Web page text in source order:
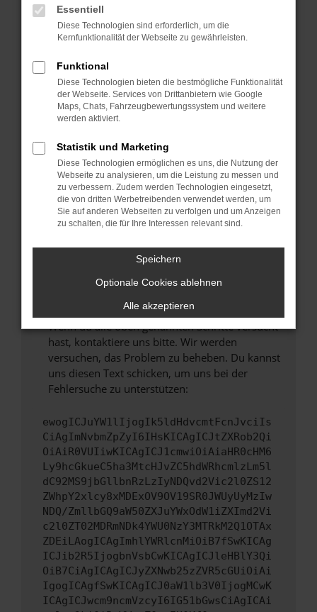
Laden andere Webseiten, zum Beispiel deine
Suchmaschine?
Prüfe deine Browsererweiterungen.
Manche Erweiterungen, wie Werbeblocker,
können das Laden bestimmter Seiten
verhindern. Funktioniert die Seite in einem
anderen Browser oder in einem privaten
Fenster?
Starte dein Gerät neu.
Das kann manchmal helfen, vorübergehende
Probleme zu beheben.
Stelle sicher, dass dein Browser und dein
Betriebssystem auf dem neuesten Stand
sind.
Sicherheitsrisiko, sondern kann auch dazu
unterstützt werden.
Wende dich an den Webseitenbetreiber.
Wenn du alle oben genannten Schritte versucht
hast, kontaktiere uns bitte. Wir werden
versuchen, das Problem zu beheben. Du kannst
uns diesen Text schicken, um uns bei der
Fehlersuche zu unterstützen:
ewogICJuYW1lIjogIk5ldHdvcmtFcnJvciIs
CiAgImNvbmZpZyI6IHsKICAgICJtZXRob2Qi
OiAiR0VUIiwKICAgICJ1cmwiOiAiaHR0cHM6
Ly9hcGkueC5ha3MtcHJvZC5hdWRhcmlzLm5l
dC92MS9jbGllbnRzLzIyNDQvd2Vic2l0ZS12
ZWhpY2xlcy8xMDExOV9OV19SR0JWUyUyMzIw
NDQ/ZmllbGQ9aW50ZXJuYWxOdW1iZXImd2Vi
c2l0ZT02MDRmNDk4YWU0NzY3MTRkM2Q1OTAx
ZDEiLAogICAgImhlYWRlcnMiOiB7fSwKICAg
ICJib2R5IjogbnVsbCwKICAgICJleHBlY3Qi
OiB7CiAgICAgICJyZXNwb25zZVR5cGUiOiAi
IgogICAgfSwKICAgICJ0aW1lb3V0IjogMCwK
ICAgICJwcm9ncmVzcyI6IG51bGwsCiAgICAi
Essentiell
Diese Technologien sind erforderlich, um die
Kernfunktionalität der Webseite zu gewährleisten.
Funktional
Diese Technologien bieten die bestmögliche Funktionalität
der Webseite. Services von Drittanbietern wie Google
Maps, Chats, Fahrzeugbewertungssystem und weitere
werden aktiviert.
Statistik und Marketing
Diese Technologien ermöglichen es uns, die Nutzung der
Webseite zu analysieren, um die Leistung zu messen und
zu verbessern. Zudem werden Technologien eingesetzt,
die von dritten Werbetreibenden verwendet werden, um
Sie auf anderen Webseiten zu verfolgen und um Anzeigen
zu schalten, die für Ihre Interessen relevant sind.
Speichern
Optionale Cookies ablehnen
Alle akzeptieren